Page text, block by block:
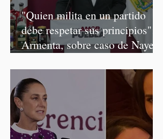
"Quien milita en un partido
debe respetar sus principios":
Armenta, sobre caso de Nayeli